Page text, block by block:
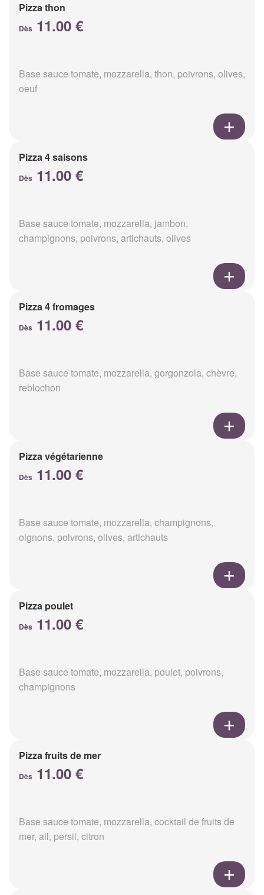
Pizza thon
Dès 11.00 €
Base sauce tomate, mozzarella, thon, poivrons, olives,
oeuf
Pizza 4 saisons
Dès 11.00 €
Base sauce tomate, mozzarella, jambon,
champignons, poivrons, artichauts, olives
Pizza 4 fromages
Dès 11.00 €
Base sauce tomate, mozzarella, gorgonzola, chèvre,
reblochon
Pizza végétarienne
Dès 11.00 €
Base sauce tomate, mozzarella, champignons,
oignons, poivrons, olives, artichauts
Pizza poulet
Dès 11.00 €
Base sauce tomate, mozzarella, poulet, poivrons,
champignons
Pizza fruits de mer
Dès 11.00 €
Base sauce tomate, mozzarella, cocktail de fruits de
mer, ail, persil, citron